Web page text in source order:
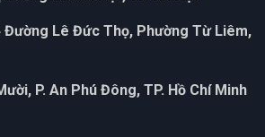
Lê Đức Thọ, Phường Từ Liêm,
P. An Phú Đông, TP. Hồ Chí Minh